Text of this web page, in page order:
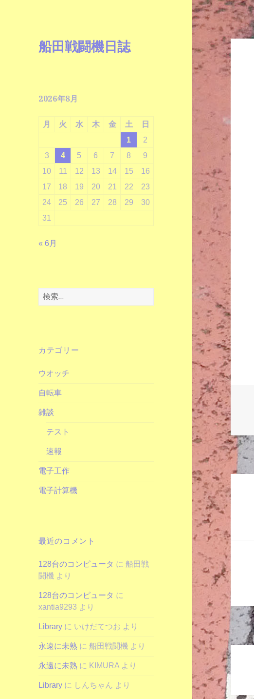
船田戦闘機日誌
2026年8月
月 火 水 木 金 土
日
1
2
3
4 5 6 7 8
9
10
11 12 13 14 15
16
17
18 19 20 21 22
23
24
25 26 27 28 29
30
31
« 6月
検
索:
カテゴリー
ウオッチ
自転車
雑談
テスト
速報
電子工作
電子計算機
最近のコメント
128台のコンピュータ に船田戦
闘機 より
128台のコンピュータ に
xantia9293 より
Library に いけだてつお より
永遠に未熟 に船田戦闘機 より
永遠に未熟 に KIMURA より
Library に しんちゃん より
稿
ゲ
ー
シ
ン